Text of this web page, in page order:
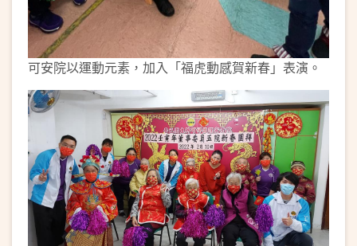
可安院以運動元素，加入「福虎動感賀新春」表演。